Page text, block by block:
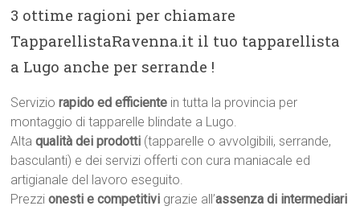
3 ottime ragioni per chiamare
TapparellistaRavenna.it il tuo tapparellista
a Lugo anche per serrande !
Serviziorapido ed efficiente in tutta la provincia per
montaggio di tapparelle blindate a Lugo.
Altaqualità dei prodotti (tapparelle o avvolgibili, serrande,
basculanti) e dei servizi offerti con cura maniacale ed
artigianale del lavoro eseguito.
Prezzionesti e competitivi grazie all’assenza di intermediari